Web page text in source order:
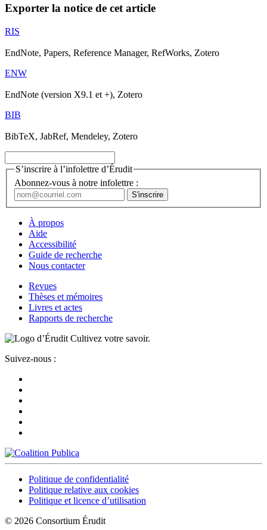
Exporter la notice de cet article
RIS
EndNote, Papers, Reference Manager, RefWorks, Zotero
ENW
EndNote (version X9.1 et +), Zotero
BIB
BibTeX, JabRef, Mendeley, Zotero
S’inscrire à l’infolettre d’Érudit
Abonnez-vous à notre infolettre :
À propos
Aide
Accessibilité
Guide de recherche
Nous contacter
Revues
Thèses et mémoires
Livres et actes
Rapports de recherche
Cultivez votre savoir.
Suivez-nous :
Politique de confidentialité
Politique relative aux cookies
Politique et licence d’utilisation
© 2026 Consortium Érudit